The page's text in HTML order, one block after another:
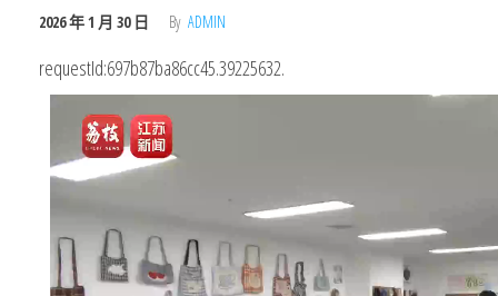
2026 年 1 月 30 日 By ADMIN
requestId:697b87ba86cc45.39225632.